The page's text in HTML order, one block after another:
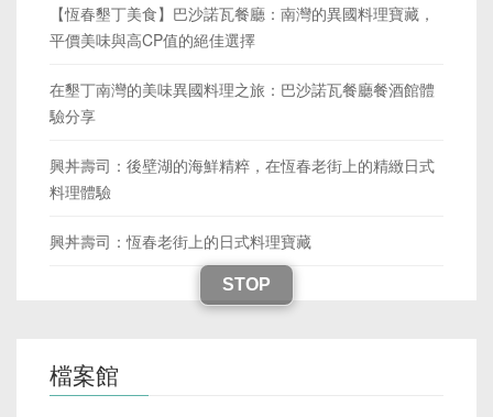
【恆春墾丁美食】巴沙諾瓦餐廳：南灣的異國料理寶藏，
平價美味與高CP值的絕佳選擇
在墾丁南灣的美味異國料理之旅：巴沙諾瓦餐廳餐酒館體
驗分享
興丼壽司：後壁湖的海鮮精粹，在恆春老街上的精緻日式
料理體驗
興丼壽司：恆春老街上的日式料理寶藏
檔案館
STOP